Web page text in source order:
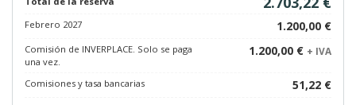
Febrero 2027 1.200,00 €
Comisión de INVERPLACE. Solo se paga
una vez.
1.200,00 € + IVA
Comisiones y tasa bancarias
51,22 €